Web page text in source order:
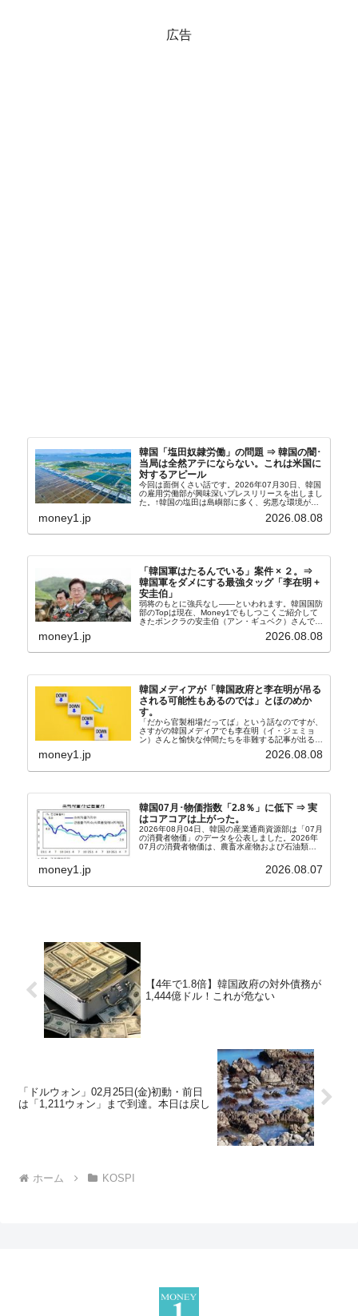
広告
韓国「塩田奴隷労働」の問題 ⇒ 韓国の闇･
当局は全然アテにならない。これは米国に
対するアピール
今回は面倒くさい話です。2026年07月30日、韓国
の雇用労働部が興味深いプレスリリースを出しまし
た。↑韓国の塩田は島嶼部に多く、劣悪な環境が一
たといわれます（後述）。これは、いわゆる「塩田
money1.jp 2026.08.08
「韓国軍はたるんでいる」案件 × ２。⇒
韓国軍をダメにする最強タッグ「李在明 +
安圭伯」
弱将のもとに強兵なし――といわれます。韓国国防
部のTopは現在、Money1でもしつこくご紹介して
きたボンクラの安圭伯（アン・ギュベク）さんで
さんと「韓国初の文官上がり」の国防部長官安圭伯
money1.jp 2026.08.08
韓国メディアが「韓国政府と李在明が吊る
される可能性もあるのでは」とほのめか
す。
「だから官製相場だってば」という話なのですが、
さすがの韓国メディアでも李在明（イ・ジェミョ
ン）さんと愉快な仲間たちを非難する記事が出るよ
『朝鮮日報』に面白い記事が出ています。「東西南
money1.jp 2026.08.08
韓国07月･物価指数「2.8％」に低下 ⇒ 実
はコアコアは上がった。
2026年08月04日、韓国の産業通商資源部は「07月
の消費者物価」のデータを公表しました。2026年
07月の消費者物価は、農畜水産物および石油類の
2.8％上昇（06月は3.2％）となり、上昇率は前...
money1.jp 2026.08.07
【4年で1.8倍】韓国政府の対外債務が
1,444億ドル！これが危ない
「ドルウォン」02月25日(金)初動・前日
は「1,211ウォン」まで到達。本日は戻し
ホーム KOSPI